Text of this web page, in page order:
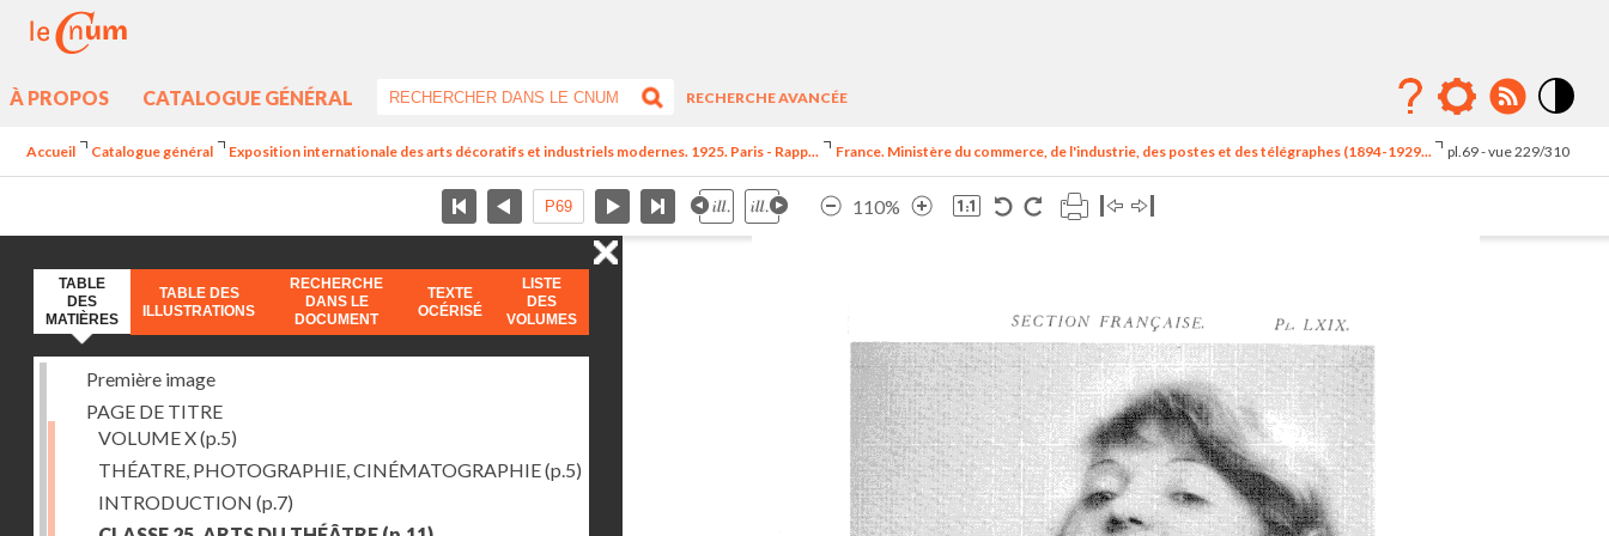
À PROPOS CATALOGUE GÉNÉRAL
RECHERCHE AVANCÉE
élévé
Accueil Catalogue général Exposition internationale des arts décoratifs et industriels modernes. 1925. Paris - Rapp... France. Ministère du commerce, de l'industrie, des postes et des télégraphes (1894-1929... pl.69 - vue 229/310
110%
TABLE
DES
MATIÈRES
TABLE DES
ILLUSTRATIONS
RECHERCHE
DANS LE
DOCUMENT
TEXTE
OCÉRISÉ
LISTE
DES
VOLUMES
Première image
PAGE DE TITRE
VOLUME X(p.5)
THÉATRE, PHOTOGRAPHIE, CINÉMATOGRAPHIE(p.5)
INTRODUCTION (p.7)